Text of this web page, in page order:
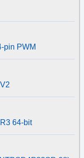
pin PWM
64-bit